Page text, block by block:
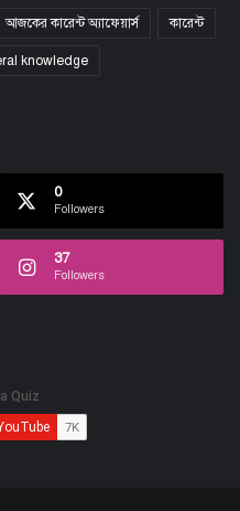
আজকের কারেন্ট অ্যাফেয়ার্স কারেন্ট
knowledge
0
Followers
37
Followers